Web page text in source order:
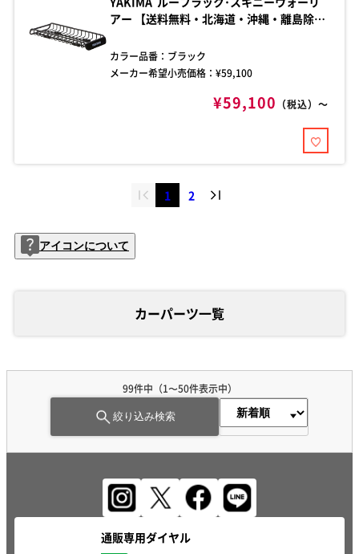
アー 【送料無料・北海道・沖縄・離島除
番、ウォリアーシリーズ ルーフラックに
新しいラインナップ。
カラー品番： ブラック
メーカー希望小売価格：¥59,100
¥59,100 （税込）～
1 2
アイコンについて
カーパーツ一覧
99件中（1〜50件表示中）
絞り込み検索
通販専用ダイヤル